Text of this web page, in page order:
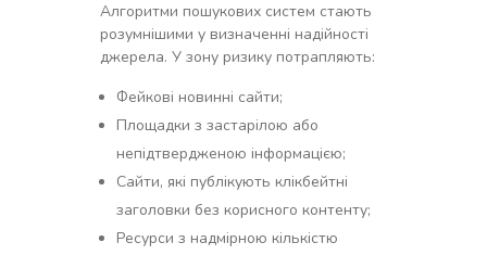
Алгоритми пошукових систем стають
розумнішими у визначенні надійності
джерела. У зону ризику потрапляють:
Фейкові новинні сайти;
Площадки з застарілою або
непідтвердженою інформацією;
Сайти, які публікують клікбейтні
заголовки без корисного контенту;
Ресурси з надмірною кількістю